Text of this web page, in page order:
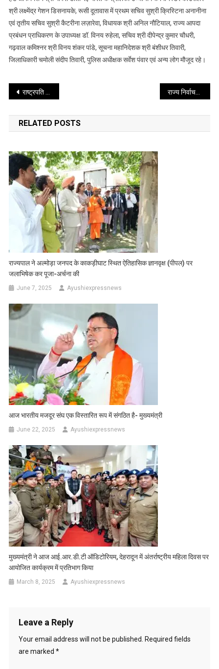
श्री लक्ष्मेंद्र गेशन डिसनायके, रूसी दूतावास में प्रथम सचिव सुश्री क्रिस्टिना अनानीना
एवं तृतीय सचिव सुश्री कैटरीना लज़ारेवा, विधायक श्री अनिल नौटियाल, राज्य आपदा
प्रबंधन प्राधिकरण के उपाध्यक्ष डॉ. विनय रुहेला, सचिव श्री दीपेन्द्र कुमार चौधरी,
गढ़वाल कमिश्नर श्री विनय शंकर पांडे, सूचना महानिदेशक श्री बंशीधर तिवारी,
जिलाधिकारी चमोली संदीप तिवारी, पुलिस अधीक्षक सर्वेश पंवार एवं अन्य लोग मौजूद रहे।
Post
navigation
राष्ट्रपति द्रौपदी मुर्मू ने देहरादून में किया 11 वें अंतरराष्ट्रीय योग दिवस का शुभारंभ राज्य निर्वाचन आयुक्त श्री सुशील कुमार ने त्रिस्तरीय पंचायतों के सामान्य निर्वाचन को लेकर तय कार्यक्रम एवं आयोग की तैयारियों की जानकारी दी
RELATED POSTS
राज्यपाल ने अल्मोड़ा जनपद के काकड़ीघाट स्थित ऐतिहासिक ज्ञानवृक्ष (पीपल) पर
जलाभिषेक कर पूजा-अर्चना की
June 7, 2025 Ayushiexpressnews
आज भारतीय मजदूर संघ एक विस्तारित रूप में संगठित है- मुख्यमंत्री
June 22, 2025 Ayushiexpressnews
मुख्यमंत्री ने आज आई.आर.डी.टी ऑडिटोरियम, देहरादून में अंतर्राष्ट्रीय महिला दिवस पर
आयोजित कार्यक्रम में प्रतिभाग किया
March 8, 2025 Ayushiexpressnews
Leave a Reply
Your email address will not be published. Required fields
are marked *